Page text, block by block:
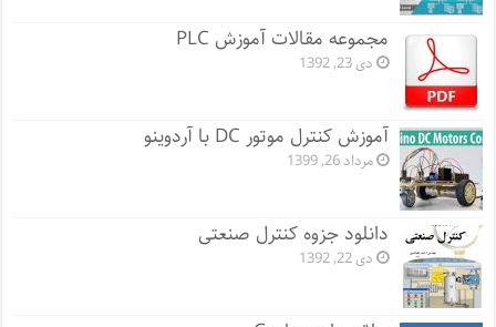
مجموعه مقالات آموزش PLC
دی 23, 1392
آموزش کنترل موتور DC با آردوینو
مرداد 26, 1399
دانلود جزوه کنترل صنعتی
دی 22, 1392